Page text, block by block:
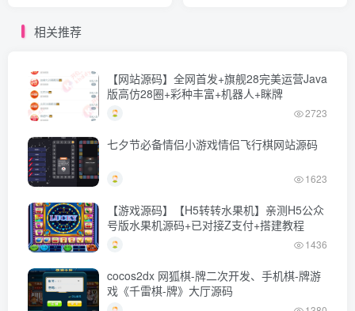
相关推荐
【网站源码】全网首发+旗舰28完美运营Java
版高仿28圈+彩种丰富+机器人+眯牌
2723
七夕节必备情侣小游戏情侣飞行棋网站源码
1623
【游戏源码】【H5转转水果机】亲测H5公众
号版水果机源码+已对接Z支付+搭建教程
1436
cocos2dx 网狐棋-牌二次开发、手机棋-牌游
戏《千雷棋-牌》大厅源码